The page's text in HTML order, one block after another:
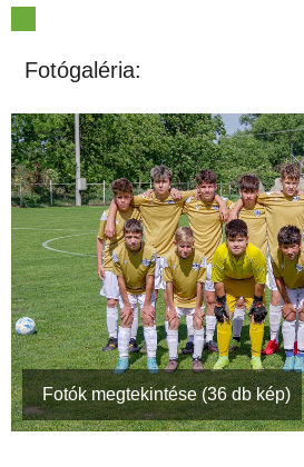
Fotógaléria:
Fotók megtekintése (36 db kép)